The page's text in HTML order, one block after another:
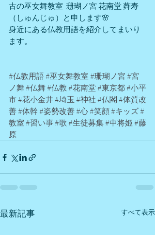
古の巫女舞教室  珊瑚ノ宮 花南堂 蕣寿
（しゅんじゅ）と申します🌸
身近にある仏教用語を紹介してまいり
ます。
#仏教用語#巫女舞教室#珊瑚ノ宮#宮
ノ舞#仏舞#仏教#花南堂#東京都#小平
市#花小金井#埼玉#神社#仏閣#体質改
善#体幹#姿勢改善#心#笑顔#キッズ#
教室#習い事#歌#生徒募集#中将姫#藤
原
最新記事 すべて表示